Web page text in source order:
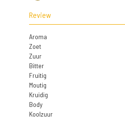
Review
Aroma
Zoet
Zuur
Bitter
Fruitig
Moutig
Kruidig
Body
Koolzuur